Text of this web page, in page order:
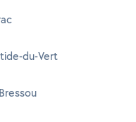
du-Vert